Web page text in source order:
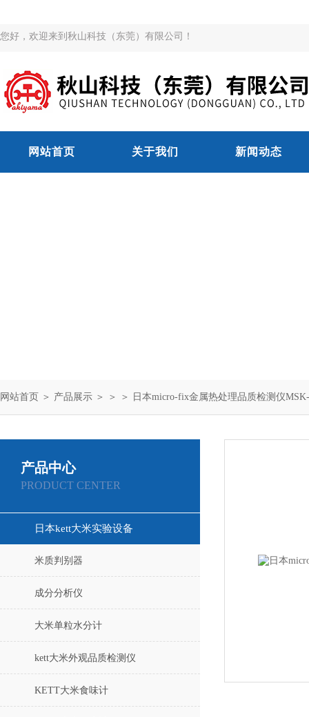
您好，欢迎来到秋山科技（东莞）有限公司！
网站首页 关于我们 新闻动态
网站首页 ＞ 产品展示 ＞ ＞ ＞ 日本micro-fix金属热处理品质检测仪
产品中心
PRODUCT CENTER
日本kett大米实验设备
米质判别器
成分分析仪
大米单粒水分计
kett大米外观品质检测仪
KETT大米食味计